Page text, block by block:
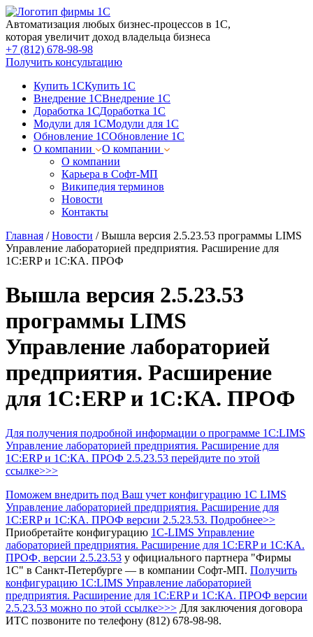
Автоматизация любых бизнес-процессов в 1С,
которая увеличит доход владельца бизнеса
+7 (812) 678-98-98
Получить консультацию
Купить 1СКупить 1С
Внедрение 1СВнедрение 1С
Доработка 1СДоработка 1С
Модули для 1СМодули для 1С
Обновление 1СОбновление 1С
О компании
О компании
О компании
Карьера в Софт-МП
Википедия терминов
Новости
Контакты
Главная /Новости /Вышла версия 2.5.23.53 программы LIMS
Управление лабораторией предприятия. Расширение для
1С:ERP и 1С:КА. ПРОФ
Вышла версия 2.5.23.53
программы LIMS
Управление лабораторией
предприятия. Расширение
для 1С:ERP и 1С:КА. ПРОФ
Для получения подробной информации о программе 1С:LIMS
Управление лабораторией предприятия. Расширение для
1С:ERP и 1С:КА. ПРОФ 2.5.23.53 перейдите по этой
ссылке>>>
Поможем внедрить под Ваш учет конфигурацию 1С LIMS
Управление лабораторией предприятия. Расширение для
1С:ERP и 1С:КА. ПРОФ версии 2.5.23.53. Подробнее>>
Приобретайте конфигурацию 1С-LIMS Управление
лабораторией предприятия. Расширение для 1С:ERP и 1С:КА.
ПРОФ, версии 2.5.23.53 у официального партнера "Фирмы
1С" в Санкт-Петербурге — в компании Софт-МП. Получить
конфигурацию 1С:LIMS Управление лабораторией
предприятия. Расширение для 1С:ERP и 1С:КА. ПРОФ версии
2.5.23.53 можно по этой ссылке>>> Для заключения договора
ИТС позвоните по телефону (812) 678-98-98.